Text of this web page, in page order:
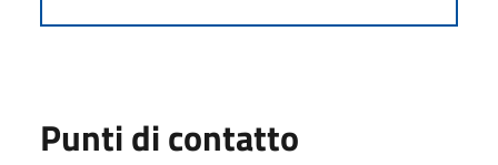
Punti di contatto